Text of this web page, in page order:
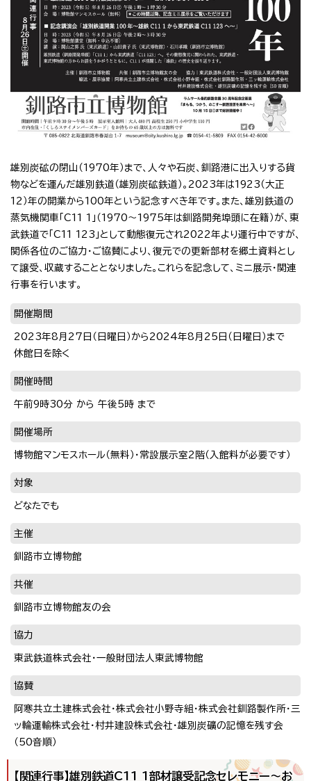
雄別炭砿の閉山（1970年）まで、人々や石炭、釧路港に出入りする貨
物などを運んだ雄別鉄道（雄別炭砿鉄道）。2023年は1923（大正
12）年の開業から100年という記念すべき年です。また、雄別鉄道の
蒸気機関車「C11 1」（1970〜1975年は釧路開発埠頭に在籍）が、東
武鉄道で「C11 123」として動態復元され2022年より運行中ですが、
関係各位のご協力・ご協賛により、復元での更新部材を郷土資料とし
て譲受、収蔵することとなりました。これらを記念して、ミニ展示・関連
行事を行います。
開催期間
2023年8月27日（日曜日）から2024年8月25日（日曜日）まで
休館日を除く
開催時間
午前9時30分 から 午後5時 まで
開催場所
博物館マンモスホール（無料）・常設展示室2階（入館料が必要です）
対象
どなたでも
主催
釧路市立博物館
共催
釧路市立博物館友の会
協力
東武鉄道株式会社・一般財団法人東武博物館
協賛
阿寒共立土建株式会社・株式会社小野寺組・株式会社釧路製作所・三
ッ輪運輸株式会社・村井建設株式会社・雄別炭礦の記憶を残す会
（50音順）
【関連行事】雄別鉄道C11 1部材譲受記念セレモニー〜お